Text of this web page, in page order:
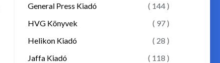
General Press Kiadó
( 144 )
HVG Könyvek
( 97 )
Helikon Kiadó
( 28 )
Jaffa Kiadó
( 118 )